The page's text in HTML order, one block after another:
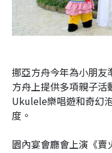
挪亞方舟今年為小朋友
方舟上提供多項親子活
Ukulele樂唱遊和奇幻
度。
園內宴會廳會上演《